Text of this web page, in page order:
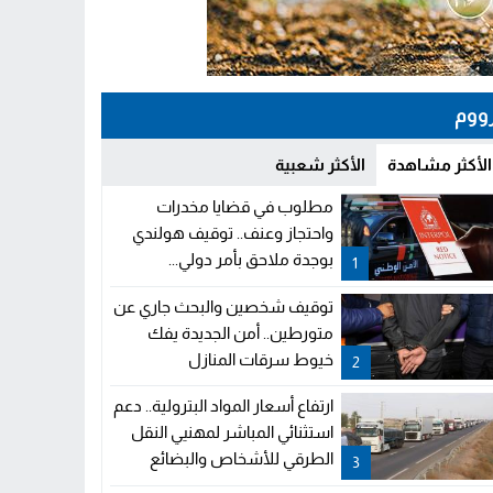
الأكثر مشاهدة الأكثر شعبية
1
مطلوب في قضايا مخدرات
واحتجاز وعنف.. توقيف هولندي
بوجدة ملاحق بأمر دولي...
2
توقيف شخصين والبحث جاري عن
متورطين.. أمن الجديدة يفك
خيوط سرقات المنازل
3
ارتفاع أسعار المواد البترولية.. دعم
استثنائي المباشر لمهنيي النقل
الطرقي للأشخاص والبضائع